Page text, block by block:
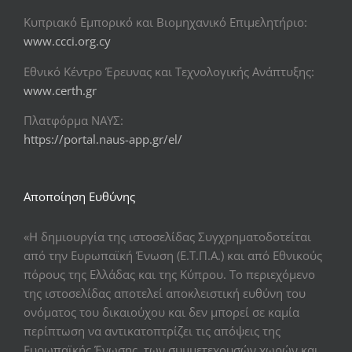
Κυπριακό Εμπορικό και Βιομηχανικό Επιμελητήριο:
www.ccci.org.cy
Εθνικό Κέντρο Έρευνας και Τεχνολογικής Ανάπτυξης:
www.certh.gr
Πλατφόρμα ΝΑΥΣ:
https://portal.naus-app.gr/el/
Αποποίηση Ευθύνης
«Η δημιουργία της ιστοσελίδας Συγχρηματοδοτείται
από την Ευρωπαϊκή Ένωση (Ε.Τ.Π.Α.) και από Εθνικούς
πόρους της Ελλάδας και της Κύπρου. Το περιεχόμενο
της ιστοσελίδας αποτελεί αποκλειστική ευθύνη του
ονόματος του δικαιούχου και δεν μπορεί σε καμία
περίπτωση να αντικατοπτρίζει τις απόψεις της